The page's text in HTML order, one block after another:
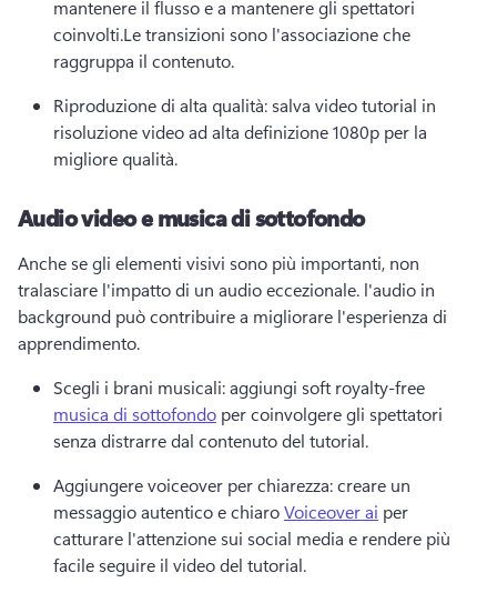
mantenere il flusso e a mantenere gli spettatori
coinvolti.Le transizioni sono l'associazione che
raggruppa il contenuto.
Riproduzione di alta qualità: salva video tutorial in
risoluzione video ad alta definizione 1080p per la
migliore qualità.
Audio video e musica di sottofondo
Anche se gli elementi visivi sono più importanti, non
tralasciare l'impatto di un audio eccezionale. l'audio in
background può contribuire a migliorare l'esperienza di
apprendimento.
Scegli i brani musicali: aggiungi soft royalty-free
musica di sottofondo per coinvolgere gli spettatori
senza distrarre dal contenuto del tutorial.
Aggiungere voiceover per chiarezza: creare un
messaggio autentico e chiaro Voiceover ai per
catturare l'attenzione sui social media e rendere più
facile seguire il video del tutorial.